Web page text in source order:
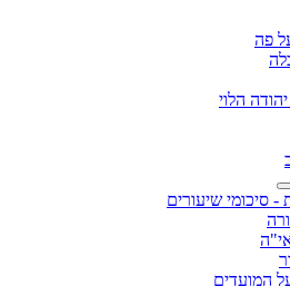
פה
הלוי
- סיכומי שיעורים
המועדים